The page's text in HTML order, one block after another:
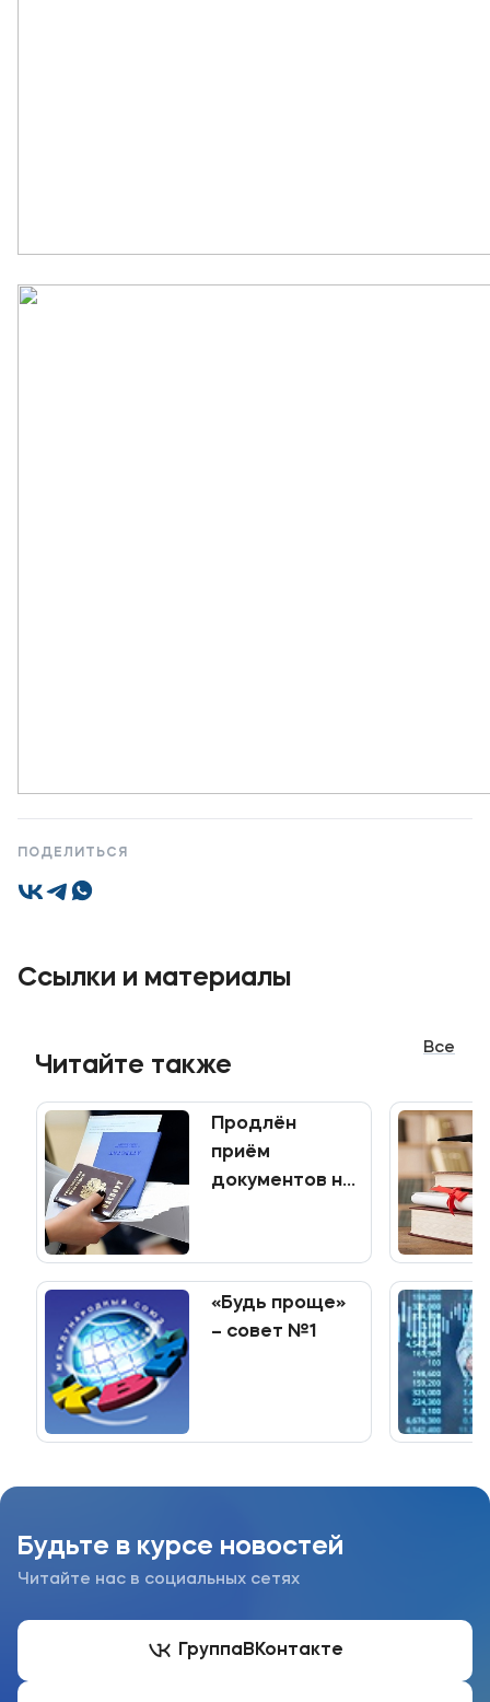
ПОДЕЛИТЬСЯ
Ссылки и материалы
Читайте также
Все
Продлён
приём
документов на
профессионального
образования
«Будь проще»
– совет №1
Будьте в курсе новостей
Читайте нас в социальных сетях
Группа ВКонтакте